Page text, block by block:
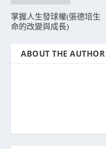
掌握人生發球權(張德培生
命的改變與成長)
ABOUT THE AUTHOR